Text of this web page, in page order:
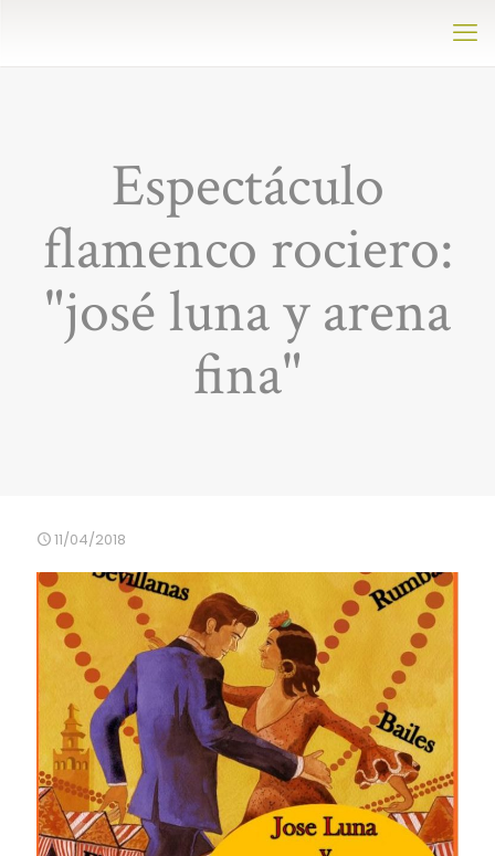
Espectáculo
flamenco rociero:
"josé luna y arena
fina"
11/04/2018